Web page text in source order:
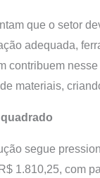
que o setor
adequada,
contribuem
materiais,
segue
1.810,25, com